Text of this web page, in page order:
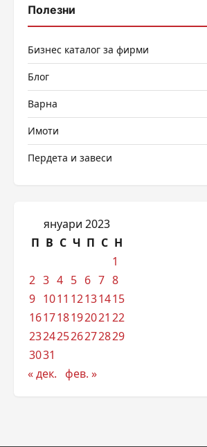
Полезни
Бизнес каталог за фирми
Блог
Варна
Имоти
Пердета и завеси
януари 2023
П В С Ч П С Н
1
2 3 4 5 6 7 8
9 1011 12131415
161718192021 22
23242526272829
3031
« дек. фев. »